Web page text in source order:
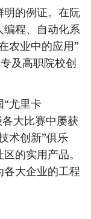
明的例证。在阮
程、自动化系
农业中的应用”
及高职院校创
“尤里卡
大比赛中屡获
术创新”俱乐
的实用产品。
大企业的工程